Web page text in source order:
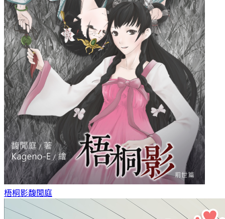
梧桐影馥閒庭